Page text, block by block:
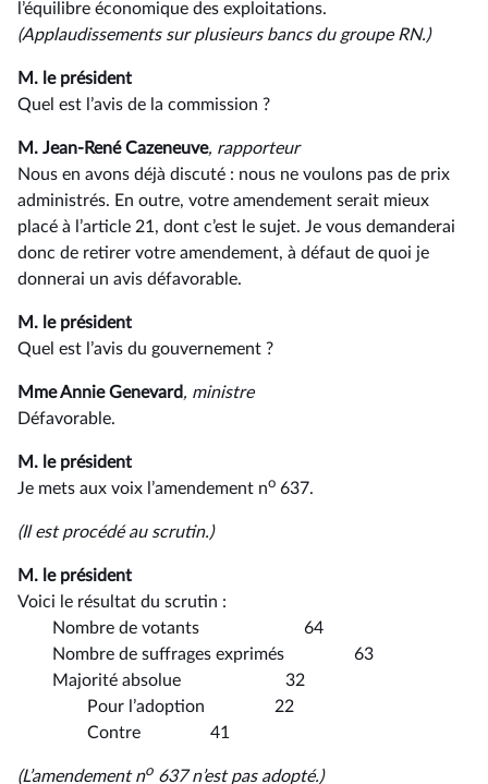
l’équilibre économique des exploitations.
(Applaudissements sur plusieurs bancs du groupe RN.)
M. le président
Quel est l’avis de la commission ?
M. Jean-René Cazeneuve, rapporteur
Nous en avons déjà discuté : nous ne voulons pas de prix
administrés. En outre, votre amendement serait mieux
placé à l’article 21, dont c’est le sujet. Je vous demanderai
donc de retirer votre amendement, à défaut de quoi je
donnerai un avis défavorable.
M. le président
Quel est l’avis du gouvernement ?
Mme Annie Genevard, ministre
Défavorable.
M. le président
Je mets aux voix l’amendement no 637.
(Il est procédé au scrutin.)
M. le président
Voici le résultat du scrutin :
Nombre de votants 64
Nombre de suffrages exprimés 63
Majorité absolue 32
Pour l’adoption 22
Contre 41
(L’amendement no 637 n’est pas adopté.)